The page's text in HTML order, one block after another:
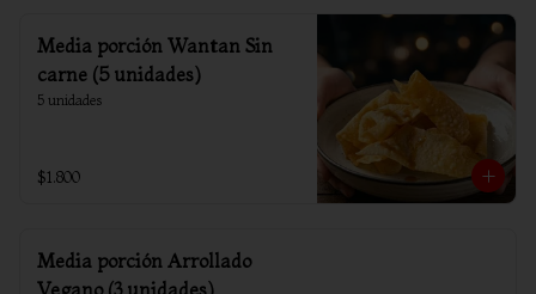
Media porción Wantan Sin
carne (5 unidades)
5 unidades
$1.800
Media porción Arrollado
Vegano (3 unidades)